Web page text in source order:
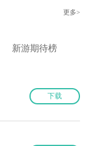
更多>
新游期待榜
下载